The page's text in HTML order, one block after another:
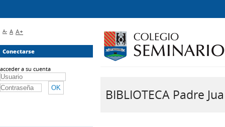
BIBLIOTECA Padre
A- A A+
Conectarse
acceder a su cuenta